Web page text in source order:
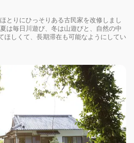
とりにひっそりある古民家を改修しまし
は毎日川遊び、冬は山遊びと、自然の中
ほしくて、長期滞在も可能なようにしてい